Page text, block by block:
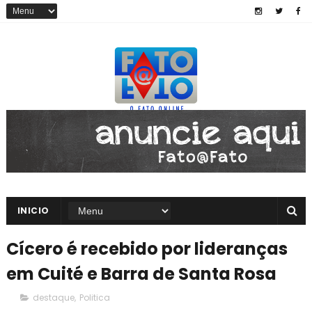
INICIO
Cícero é recebido por lideranças
em Cuité e Barra de Santa Rosa
destaque, Politica